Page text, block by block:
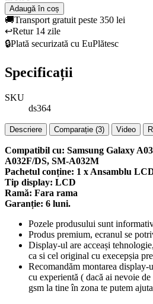
Adaugă în coș
🚚Transport gratuit peste 350 lei
↩️Retur 14 zile
🔒Plată securizată cu EuPlătesc
Specificații
SKU
ds364
Descriere Comparație (3) Video
Compatibil cu: Samsung Galaxy
A032F/DS, SM-A032M
Pachetul conține: 1 x Ansamblu
Tip display: LCD
Ramă: Fara rama
Garanție: 6 luni.
Pozele produsului sunt
Produs premium, ecranul se
Display-ul are acceași
ca si cel original cu execepșia
Recomandăm montarea display-
cu experientă ( dacă ai nevoie
gsm la tine în zona te putem